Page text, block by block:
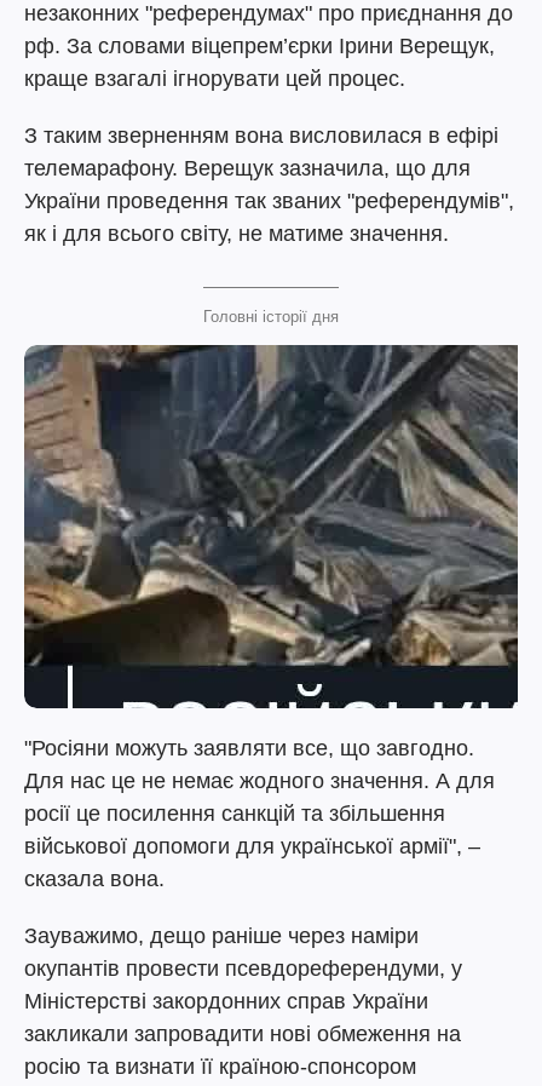
незаконних "референдумах" про приєднання до
рф. За словами віцепрем’єрки Ірини Верещук,
краще взагалі ігнорувати цей процес.
З таким зверненням вона висловилася в ефірі
телемарафону. Верещук зазначила, що для
України проведення так званих "референдумів",
як і для всього світу, не матиме значення.
Головні історії дня
"Росіяни можуть заявляти все, що завгодно.
Для нас це не немає жодного значення. А для
росії це посилення санкцій та збільшення
військової допомоги для української армії", –
сказала вона.
Зауважимо, дещо раніше через наміри
окупантів провести псевдореферендуми, у
Міністерстві закордонних справ України
закликали запровадити нові обмеження на
росію та визнати її країною-спонсором